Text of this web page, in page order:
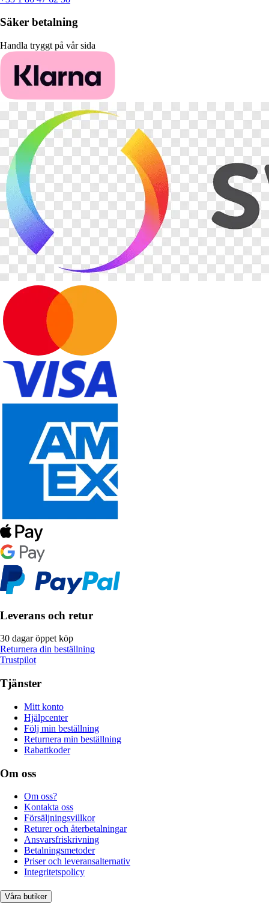
Säker betalning
Handla tryggt på vår sida
Leverans och retur
30 dagar öppet köp
Returnera din beställning
Trustpilot
Tjänster
Mitt konto
Hjälpcenter
Följ min beställning
Returnera min beställning
Rabattkoder
Om oss
Om oss?
Kontakta oss
Försäljningsvillkor
Returer och återbetalningar
Ansvarsfriskrivning
Betalningsmetoder
Priser och leveransalternativ
Integritetspolicy
Våra butiker